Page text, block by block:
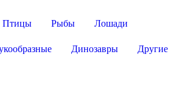
Птицы Рыбы Лошади
Динозавры Другие